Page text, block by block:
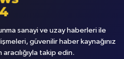
sanayi ve uzay haberleri ile
güvenilir haber kaynağınız
takip edin.